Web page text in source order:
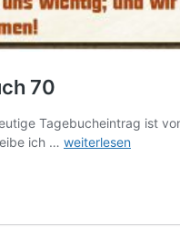
70
Tagebucheintrag ist
ich … Unser
weiterlesen